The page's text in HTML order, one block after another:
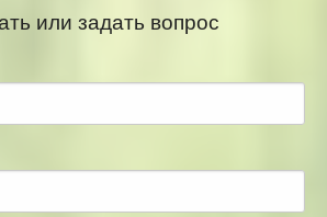
или задать вопрос